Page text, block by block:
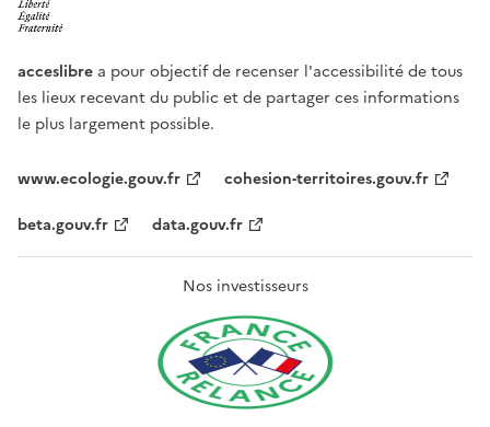
acceslibre a pour objectif de recenser l'accessibilité de tous
les lieux recevant du public et de partager ces informations
le plus largement possible.
www.ecologie.gouv.fr
cohesion-territoires.gouv.fr
beta.gouv.fr
data.gouv.fr
Nos investisseurs